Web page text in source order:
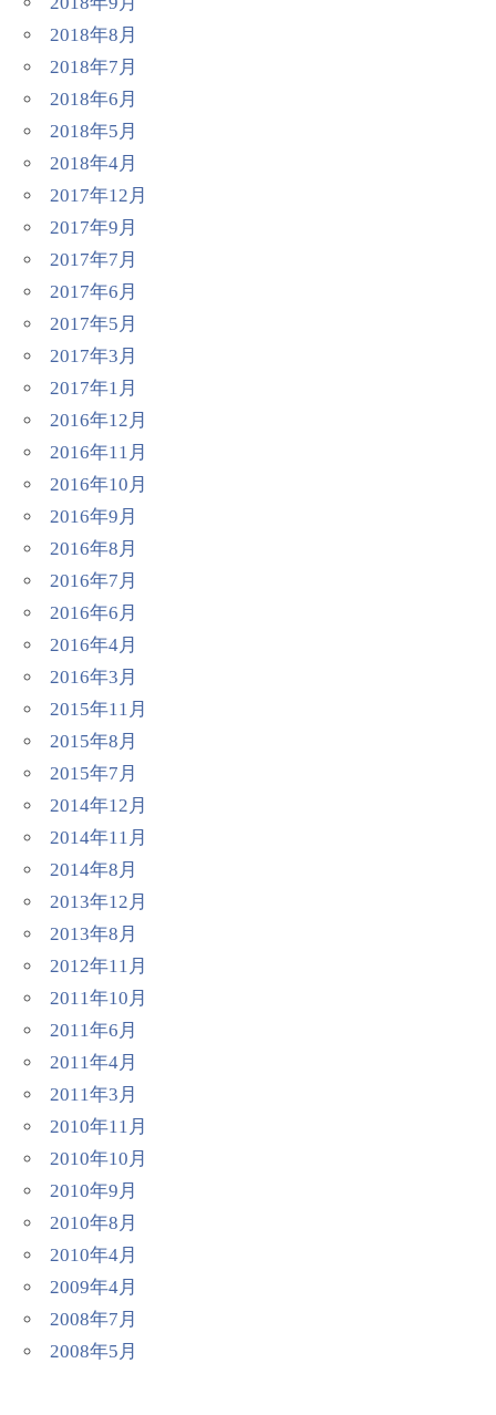
2018年8月
2018年7月
2018年6月
2018年5月
2018年4月
2017年12月
2017年9月
2017年7月
2017年6月
2017年5月
2017年3月
2017年1月
2016年12月
2016年11月
2016年10月
2016年9月
2016年8月
2016年7月
2016年6月
2016年4月
2016年3月
2015年11月
2015年8月
2015年7月
2014年12月
2014年11月
2014年8月
2013年12月
2013年8月
2012年11月
2011年10月
2011年6月
2011年4月
2011年3月
2010年11月
2010年10月
2010年9月
2010年8月
2010年4月
2009年4月
2008年7月
2008年5月